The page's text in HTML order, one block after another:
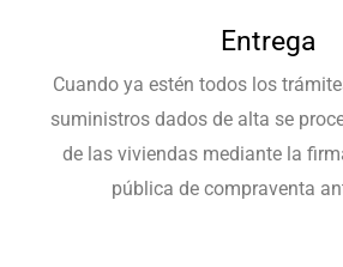
Entrega
Cuando ya estén todos los
suministros dados de alta se
de las viviendas mediante la
pública de compraventa